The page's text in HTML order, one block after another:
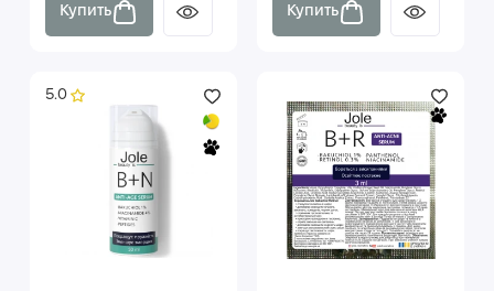
Купить Купить
5.0